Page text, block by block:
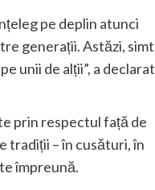
pe deplin atunci
generații. Astăzi, simt
unii de alții”, a declarat
prin respectul față de
tradiții – în cusături, în
împreună.